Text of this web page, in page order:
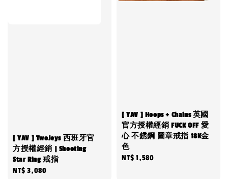
[ YAV ] TwoJeys 西班牙官
方授權經銷 | Shooting
Star Ring 戒指
Regular
NT$ 3,080
[ YAV ] Hoops + Chains 英國
官方授權經銷 FUCK OFF 愛
心 不銹鋼 圖章戒指 18K金
色
Regular
NT$ 1,580